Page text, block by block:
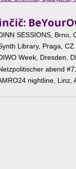
DINN SESSIONS, Brno,
Synth Library, Praga, CZ
Week, Dresden,
Netzpolitischer abend
AMRO24 nightline, Linz,